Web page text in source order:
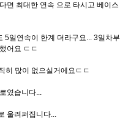
면 최대한 연속 으로 타시고 베이스
5일연속이 한계 더라구요... 3일차부
어요 ㄷㄷ
히 많이 없으실거에요ㄷㄷ
였습니다...
울려퍼집니다...